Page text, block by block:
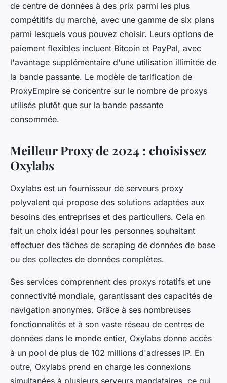
de centre de données à des prix parmi les plus
compétitifs du marché, avec une gamme de six plans
parmi lesquels vous pouvez choisir. Leurs options de
paiement flexibles incluent Bitcoin et PayPal, avec
l'avantage supplémentaire d'une utilisation illimitée de
la bande passante. Le modèle de tarification de
ProxyEmpire se concentre sur le nombre de proxys
utilisés plutôt que sur la bande passante
consommée.
Meilleur Proxy de 2024 : choisissez
Oxylabs
Oxylabs est un fournisseur de serveurs proxy
polyvalent qui propose des solutions adaptées aux
besoins des entreprises et des particuliers. Cela en
fait un choix idéal pour les personnes souhaitant
effectuer des tâches de scraping de données de base
ou des collectes de données complètes.
Ses services comprennent des proxys rotatifs et une
connectivité mondiale, garantissant des capacités de
navigation anonymes. Grâce à ses nombreuses
fonctionnalités et à son vaste réseau de centres de
données dans le monde entier, Oxylabs donne accès
à un pool de plus de 102 millions d'adresses IP. En
outre, Oxylabs prend en charge les connexions